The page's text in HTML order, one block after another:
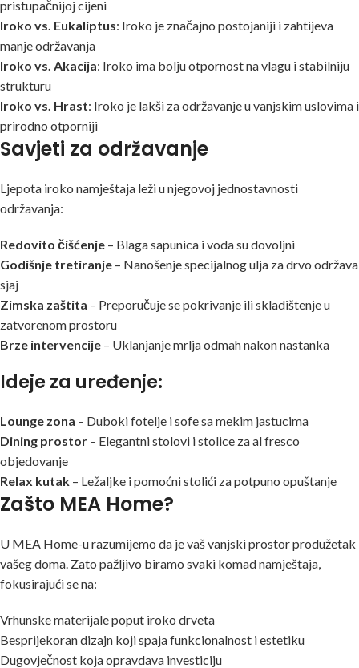
pristupačnijoj cijeni
Iroko vs. Eukaliptus: Iroko je značajno postojaniji i zahtijeva
manje održavanja
Iroko vs. Akacija: Iroko ima bolju otpornost na vlagu i stabilniju
strukturu
Iroko vs. Hrast: Iroko je lakši za održavanje u vanjskim uslovima i
prirodno otporniji
Savjeti za održavanje
Ljepota iroko namještaja leži u njegovoj jednostavnosti
održavanja:
Redovito čišćenje – Blaga sapunica i voda su dovoljni
Godišnje tretiranje – Nanošenje specijalnog ulja za drvo održava
sjaj
Zimska zaštita – Preporučuje se pokrivanje ili skladištenje u
zatvorenom prostoru
Brze intervencije – Uklanjanje mrlja odmah nakon nastanka
Ideje za uređenje:
Lounge zona – Duboki fotelje i sofe sa mekim jastucima
Dining prostor – Elegantni stolovi i stolice za al fresco
objedovanje
Relax kutak – Ležaljke i pomoćni stolići za potpuno opuštanje
Zašto MEA Home?
U MEA Home-u razumijemo da je vaš vanjski prostor produžetak
vašeg doma. Zato pažljivo biramo svaki komad namještaja,
fokusirajući se na:
Vrhunske materijale poput iroko drveta
Besprijekoran dizajn koji spaja funkcionalnost i estetiku
Dugovječnost koja opravdava investiciju